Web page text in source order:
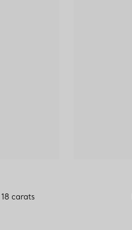
carats